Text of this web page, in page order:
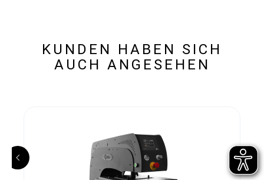
KUNDEN HABEN SICH
AUCH ANGESEHEN